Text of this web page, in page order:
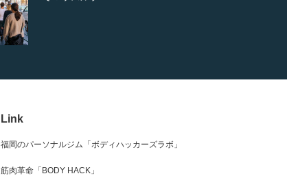
Link
福岡のパーソナルジム「ボディハッカーズラボ」
筋肉革命「BODY HACK」